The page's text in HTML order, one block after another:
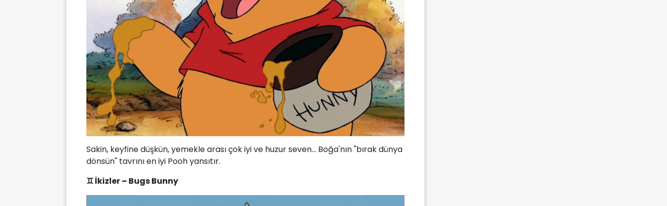
Sakin, keyfine düşkün, yemekle arası çok iyi ve huzur seven... Boğa'nın "bırak dünya
dönsün" tavrını en iyi Pooh yansıtır.
♊ İkizler – Bugs Bunny